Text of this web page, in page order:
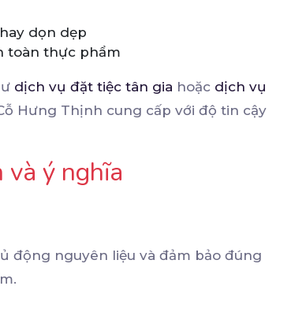
dọn dẹp
toàn thực phẩm
dịch vụ đặt tiệc tân gia hoặc dịch vụ
Hưng Thịnh cung cấp với độ tin cậy
ý nghĩa
động nguyên liệu và đảm bảo đúng